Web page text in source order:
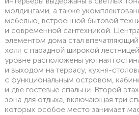
молдингами, а также
мебелью, встроенной бытовой
и современной сантехникой.
элементом дома стал
холл с парадной широкой
уровне расположены уютная
и выходом на террасу, кухня-
с функциональным островом,
и две гостевые спальни. Второй
зона для отдыха, включающая три
которых особое место занимает